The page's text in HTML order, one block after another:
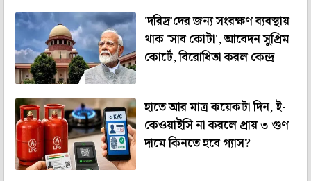
'দরিদ্র'দের জন্য সংরক্ষণ ব্যবস্থায়
থাক 'সাব কোটা', আবেদন সুপ্রিম
কোর্টে, বিরোধিতা করল কেন্দ্র
হাতে আর মাত্র কয়েকটা দিন, ই-
কেওয়াইসি না করলে প্রায় ৩ গুণ
দামে কিনতে হবে গ্যাস?